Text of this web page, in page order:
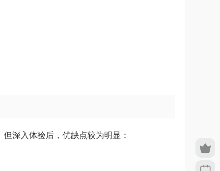
深入体验后，优缺点较为明显：